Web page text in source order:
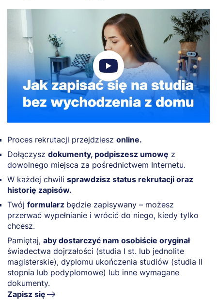
Proces rekrutacji przejdziesz online.
Dołączysz dokumenty, podpiszesz umowę z
dowolnego miejsca za pośrednictwem Internetu.
W każdej chwili sprawdzisz status rekrutacji oraz
historię zapisów.
Twój formularz będzie zapisywany – możesz
przerwać wypełnianie i wrócić do niego, kiedy tylko
chcesz.
Pamiętaj, aby dostarczyć nam osobiście oryginał
świadectwa dojrzałości (studia I st. lub jednolite
magisterskie), dyplomu ukończenia studiów (studia II
stopnia lub podyplomowe) lub inne wymagane
dokumenty.
Zapisz się